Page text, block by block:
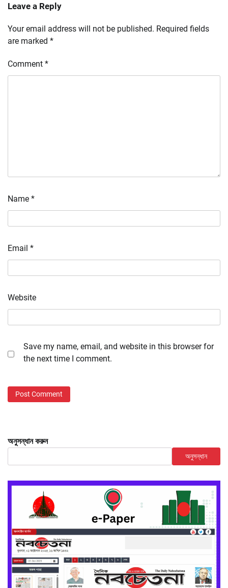
Leave a Reply
Your email address will not be published. Required fields
are marked *
Comment *
Name *
Email *
Website
Save my name, email, and website in this browser for
the next time I comment.
অনুসন্ধান করুন
অনুসন্ধান